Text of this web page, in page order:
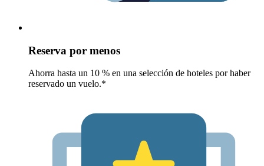
Reserva por menos
Ahorra hasta un 10 % en una selección de hoteles por haber
reservado un vuelo.*